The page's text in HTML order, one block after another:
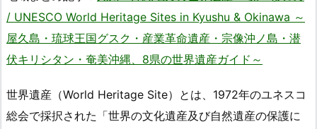
/ UNESCO World Heritage Sites in Kyushu & Okinawa ～
屋久島・琉球王国グスク・産業革命遺産・宗像沖ノ島・潜
伏キリシタン・奄美沖縄、8県の世界遺産ガイド～
世界遺産（World Heritage Site）とは、1972年のユネスコ
総会で採択された「世界の文化遺産及び自然遺産の保護に